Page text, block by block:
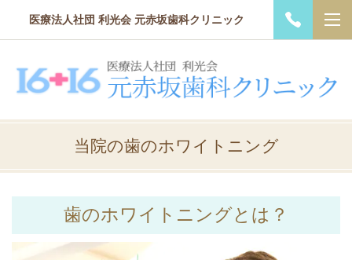
医療法人社団 利光会 元赤坂歯科クリニック
当院の歯のホワイトニング
歯のホワイトニングとは？